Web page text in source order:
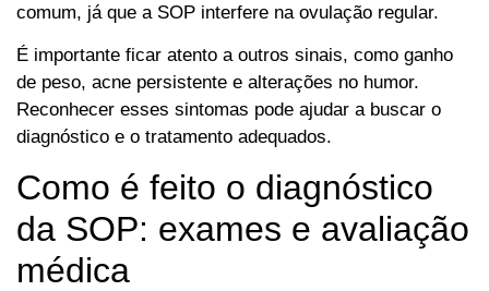
comum, já que a SOP interfere na ovulação regular.
É importante ficar atento a outros sinais, como ganho
de peso, acne persistente e alterações no humor.
Reconhecer esses sintomas pode ajudar a buscar o
diagnóstico e o tratamento adequados.
Como é feito o diagnóstico
da SOP: exames e avaliação
médica